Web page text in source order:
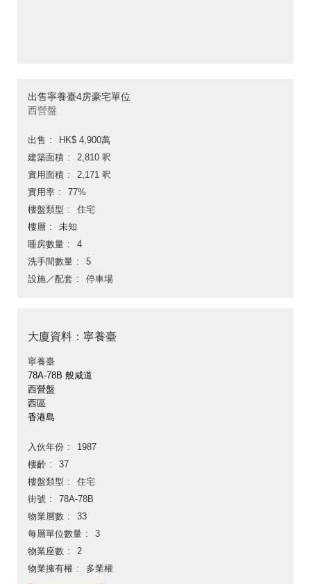
出售寧養臺4房豪宅單位
西營盤
出售
HK$ 4,900萬
建築面積
2,810 呎
實用面積
2,171 呎
實用率
77%
樓盤類型
住宅
樓層
未知
睡房數量
4
洗手間數量
5
設施／配套
停車場
大廈資料：寧養臺
寧養臺
78A-78B 般咸道
西營盤
西區
香港島
入伙年份
1987
樓齡
37
樓盤類型
住宅
街號
78A-78B
物業層數
33
每層單位數量
3
物業座數
2
物業擁有權
多業權